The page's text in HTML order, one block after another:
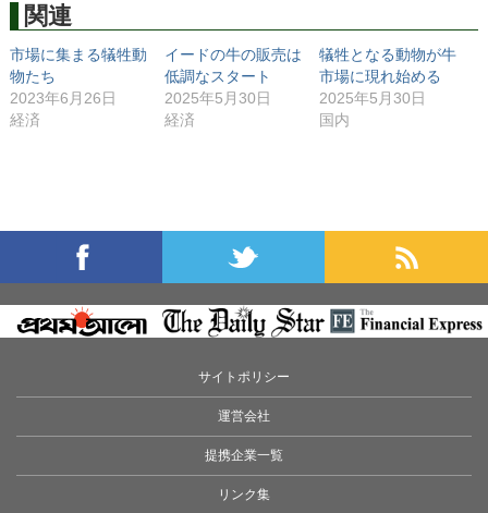
関連
市場に集まる犠牲動
物たち
2023年6月26日
経済
イードの牛の販売は
低調なスタート
2025年5月30日
経済
犠牲となる動物が牛
市場に現れ始める
2025年5月30日
国内
サイトポリシー
運営会社
提携企業一覧
リンク集